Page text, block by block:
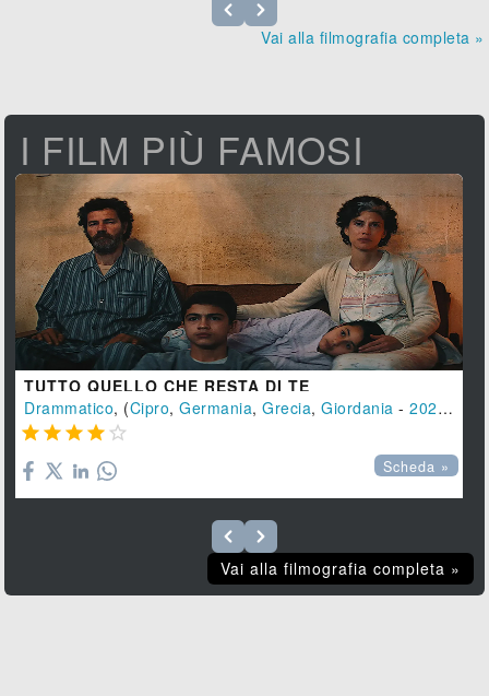
Vai alla filmografia completa »
I FILM PIÙ FAMOSI
TUTTO QUELLO CHE RESTA DI TE
Drammatico, (Cipro,Germania,Grecia,Giordania -2025
),
    
Scheda »
Vai alla filmografia completa »